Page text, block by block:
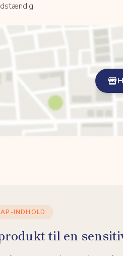
INDHOLD
til en